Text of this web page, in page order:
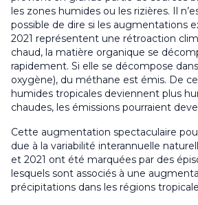
les zones humides ou les rizières. Il
possible de dire si les augmentations
2021 représentent une rétroaction
chaud, la matière organique se
rapidement. Si elle se décompose dans
oxygène), du méthane est émis. De
humides tropicales deviennent plus
chaudes, les émissions pourraient
Cette augmentation spectaculaire
due à la variabilité interannuelle
et 2021 ont été marquées par des
lesquels sont associés à une
précipitations dans les régions